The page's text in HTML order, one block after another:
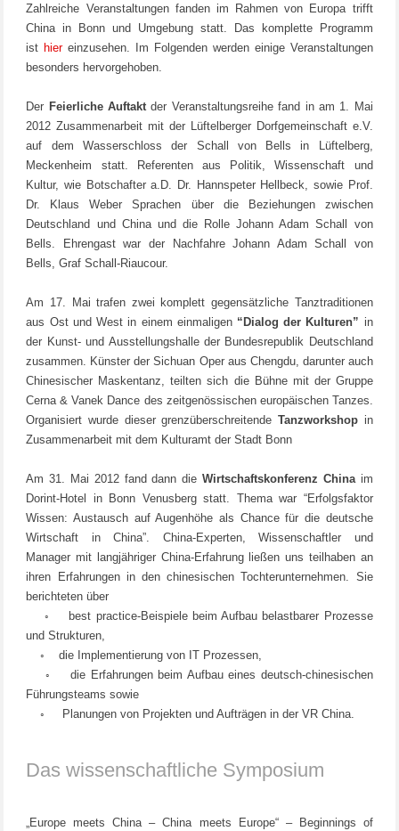
Zahlreiche Veranstaltungen fanden im Rahmen von Europa trifft
China in Bonn und Umgebung statt. Das komplette Programm
ist hiereinzusehen. Im Folgenden werden einige Veranstaltungen
besonders hervorgehoben.
Der Feierliche Auftaktder Veranstaltungsreihe fand in am 1. Mai
2012 Zusammenarbeit mit der Lüftelberger Dorfgemeinschaft e.V.
auf dem Wasserschloss der Schall von Bells in Lüftelberg,
Meckenheim statt. Referenten aus Politik, Wissenschaft und
Kultur, wie Botschafter a.D. Dr. Hannspeter Hellbeck, sowie Prof.
Dr. Klaus Weber Sprachen über die Beziehungen zwischen
Deutschland und China und die Rolle Johann Adam Schall von
Bells. Ehrengast war der Nachfahre Johann Adam Schall von
Bells, Graf Schall-Riaucour.
Am 17. Mai trafen zwei komplett gegensätzliche Tanztraditionen
aus Ost und West in einem einmaligen“Dialog der Kulturen” in
der Kunst- und Ausstellungshalle der Bundesrepublik Deutschland
zusammen. Künster der Sichuan Oper aus Chengdu, darunter auch
Chinesischer Maskentanz, teilten sich die Bühne mit der Gruppe
Cerna & Vanek Dance des zeitgenössischen europäischen Tanzes.
Organisiert wurde dieser grenzüberschreitende Tanzworkshopin
Zusammenarbeit mit dem Kulturamt der Stadt Bonn
Am 31. Mai 2012 fand dann die Wirtschaftskonferenz Chinaim
Dorint-Hotel in Bonn Venusberg statt. Thema war “Erfolgsfaktor
Wissen: Austausch auf Augenhöhe als Chance für die deutsche
Wirtschaft in China”. China-Experten, Wissenschaftler und
Manager mit langjähriger China-Erfahrung ließen uns teilhaben an
ihren Erfahrungen in den chinesischen Tochterunternehmen. Sie
berichteten über
◦ best practice-Beispiele beim Aufbau belastbarer Prozesse
und Strukturen,
◦ die Implementierung von IT Prozessen,
◦ die Erfahrungen beim Aufbau eines deutsch-chinesischen
Führungsteams sowie
◦ Planungen von Projekten und Aufträgen in der VR China.
Das wissenschaftliche Symposium
„Europe meets China – China meets Europe“ – Beginnings of